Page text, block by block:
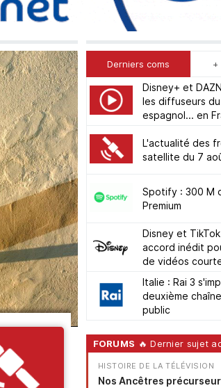
Derniers coms +
Disney+ et
les diffuseurs
espagnol... en
L'actualité des
satellite du 7
Spotify : 300 M
Premium
Disney et
accord inédit
de vidéos
Italie : Rai 3
deuxième
public
FORUMS 🔥 Dernier sujet
HISTOIRE DE LA TÉLÉVISION
Nos Ancêtres